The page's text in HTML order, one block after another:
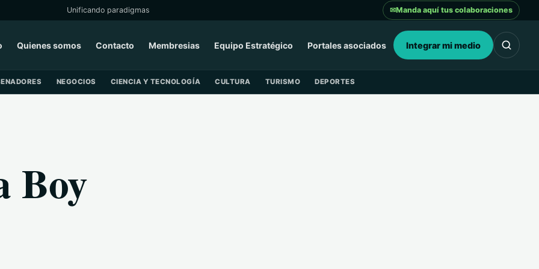
Unificando paradigmas ✉Manda aquí tus colaboraciones
Quienes somos Contacto Membresias Equipo Estratégico Portales asociados Integrar mi medio
NEGOCIOS CIENCIA Y TECNOLOGÍA CULTURA TURISMO DEPORTES
Boy